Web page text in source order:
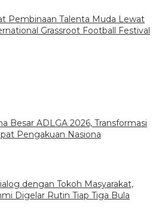
Pembinaan Talenta Muda Lewat
Grassroot Football Festival
Besar ADLGA 2026, Transformasi
Pengakuan Nasiona
dengan Tokoh Masyarakat,
Digelar Rutin Tiap Tiga Bula